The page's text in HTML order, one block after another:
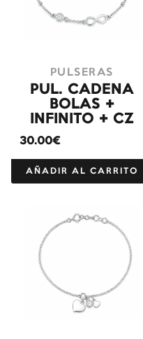
PULSERAS
PUL. CADENA
BOLAS +
INFINITO + CZ
30.00€
AÑADIR AL CARRITO